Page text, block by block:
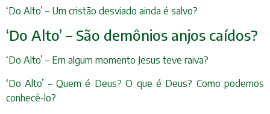
‘Do Alto’ – Um cristão desviado ainda é salvo?
‘Do Alto’ – São demônios anjos caídos?
‘Do Alto’ – Em algum momento Jesus teve raiva?
‘Do Alto’ – Quem é Deus? O que é Deus? Como podemos
conhecê-lo?